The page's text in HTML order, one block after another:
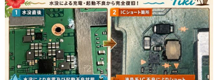
2026/05/08
松戸市よりお越しのお客様のiPhone13ProMaxのナノナインガラスコーティ
ングをさせて頂きました！ありがとうございました！
2026/05/08
松戸市よりお越しのお客様のiPhone11Proの基板修理をさせて頂きました！
ありがとうございました！
2026/05/07
柏市よりお越しのお客様のiPhone13のバックカメラ交換をさせて頂きまし
た！ありがとうございました！